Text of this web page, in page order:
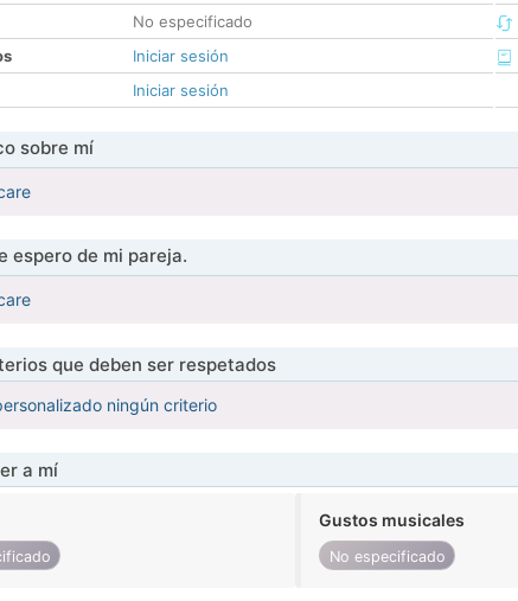
No especificado
Iniciar sesión
Iniciar sesión
sobre mí
espero de mi pareja.
que deben ser respetados
ningún criterio
a mí
Gustos musicales
No especificado